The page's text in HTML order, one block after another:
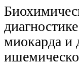
миокарда и